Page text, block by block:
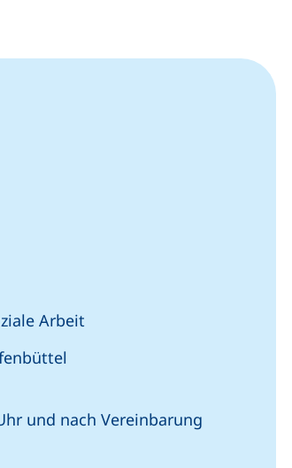
Arbeit
und nach Vereinbarung
wenn Ihr Gerät dies